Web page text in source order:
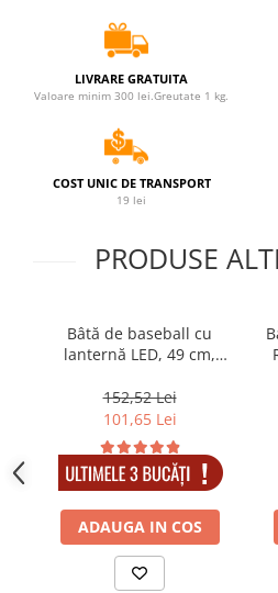
LIVRARE GRATUITA
Valoare minim 300 lei.Greutate 1 kg.
COST UNIC DE TRANSPORT
19 lei
PRODUSE
Bâtă de baseball cu
lanternă LED, 49 cm,
152,52 Lei
101,65 Lei
IN STOC
ADAUGA IN COS